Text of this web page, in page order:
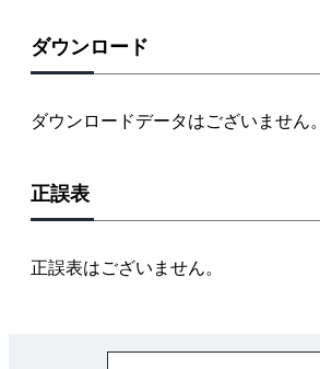
1-7 AHPの数学的記述
AHPの特徴と注意点
第2章 アンケート調査とは？
2-2 アンケートとは
2-4 アンケート調査の種類と特徴
2-7 アンケート調査の準備
ダウンロード
ダウンロードデータはございません。
正誤表
正誤表はございません。